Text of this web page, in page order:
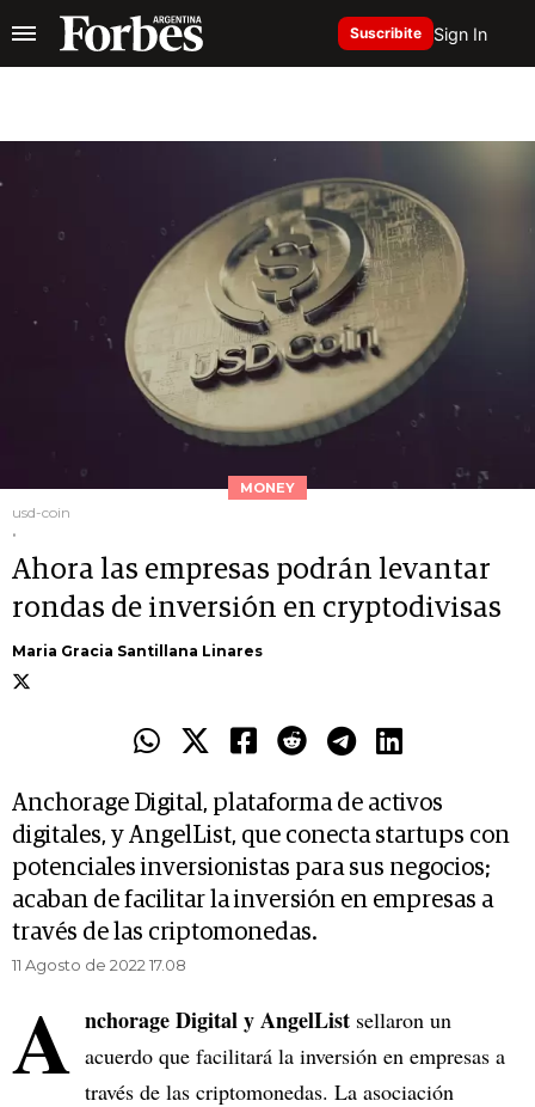
Suscribite Sign In
MONEY
usd-coin
.
Ahora las empresas podrán levantar
rondas de inversión en cryptodivisas
Maria Gracia Santillana Linares
Anchorage Digital, plataforma de activos
digitales, y AngelList, que conecta startups con
potenciales inversionistas para sus negocios;
acaban de facilitar la inversión en empresas a
través de las criptomonedas.
11 Agosto de 2022 17.08
A nchorage Digital y AngelList sellaron un
acuerdo que facilitará la inversión en empresas a
través de las criptomonedas. La asociación